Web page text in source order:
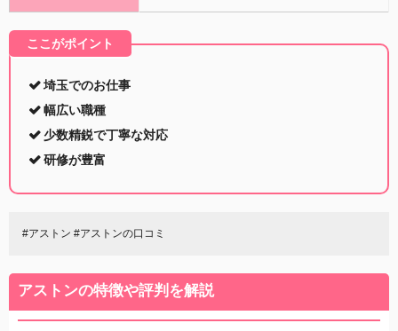
ここがポイント
埼玉でのお仕事
幅広い職種
少数精鋭で丁寧な対応
研修が豊富
#アストン #アストンの口コミ
アストンの特徴や評判を解説